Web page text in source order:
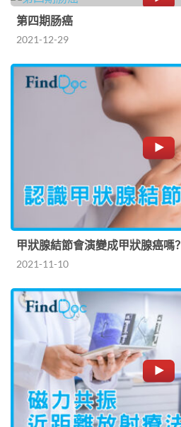
第四期肠癌
2021-12-29
甲狀腺結節會演變成甲狀腺癌嗎？
2021-11-10